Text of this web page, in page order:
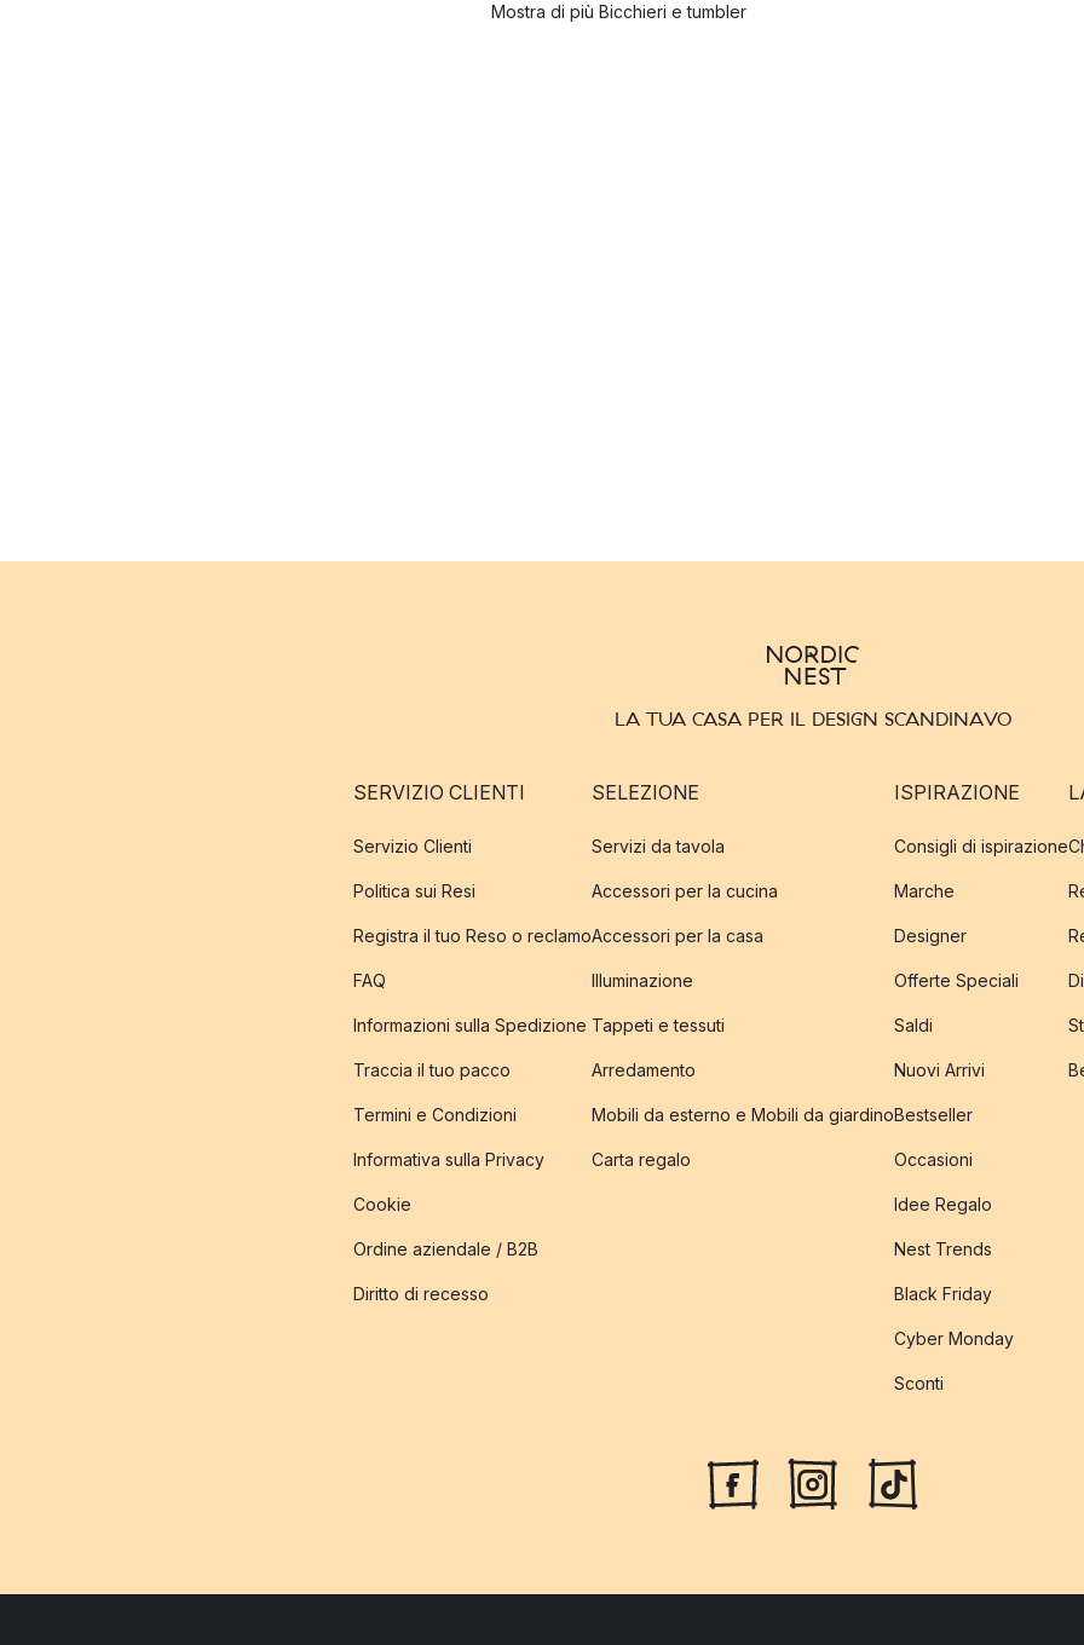
Mostra di più Bicchieri e tumbler
LA TUA CASA PER IL DESIGN SCANDINAVO
SERVIZIO CLIENTI
Servizio Clienti
Politica sui Resi
Registra il tuo Reso o reclamo
FAQ
Informazioni sulla Spedizione
Traccia il tuo pacco
Termini e Condizioni
Informativa sulla Privacy
Cookie
Ordine aziendale / B2B
Diritto di recesso
SELEZIONE
Servizi da tavola
Accessori per la cucina
Accessori per la casa
Illuminazione
Tappeti e tessuti
Arredamento
Mobili da esterno e Mobili da giardino
Carta regalo
ISPIRAZIONE
Consigli di ispirazione
Marche
Designer
Offerte Speciali
Saldi
Nuovi Arrivi
Bestseller
Occasioni
Idee Regalo
Nest Trends
Black Friday
Cyber Monday
Sconti